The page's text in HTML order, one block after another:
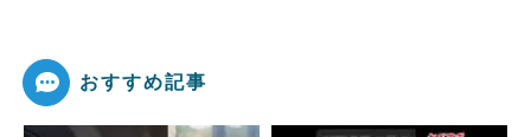
おすすめ記事